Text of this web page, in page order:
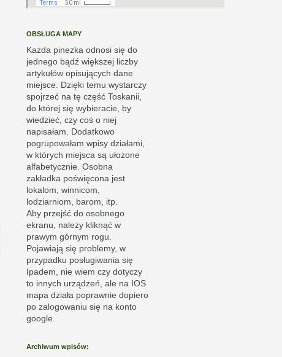
OBSŁUGA MAPY
Każda pinezka odnosi się do
jednego bądź większej liczby
artykułów opisujących dane
miejsce. Dzięki temu wystarczy
spojrzeć na tę część Toskanii,
do której się wybieracie, by
wiedzieć, czy coś o niej
napisałam. Dodatkowo
pogrupowałam wpisy działami,
w których miejsca są ułożone
alfabetycznie. Osobna
zakładka poświęcona jest
lokalom, winnicom,
lodziarniom, barom, itp.
Aby przejść do osobnego
ekranu, należy kliknąć w
prawym górnym rogu.
Pojawiają się problemy, w
przypadku posługiwania się
Ipadem, nie wiem czy dotyczy
to innych urządzeń, ale na IOS
mapa działa poprawnie dopiero
po zalogowaniu się na konto
google.
Archiwum wpisów: